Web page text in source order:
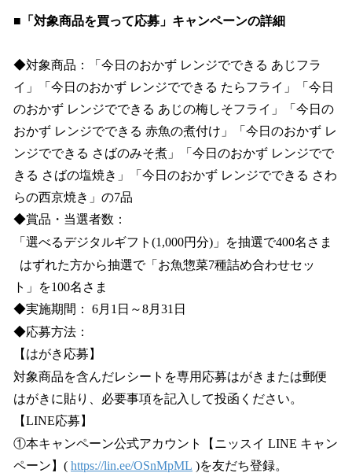
■「対象商品を買って応募」キャンペーンの詳細
◆対象商品：「今日のおかず レンジでできる あじフラ
イ」「今日のおかず レンジでできる たらフライ」「今日
のおかず レンジでできる あじの梅しそフライ」「今日の
おかず レンジでできる 赤魚の煮付け」「今日のおかず レ
ンジでできる さばのみそ煮」「今日のおかず レンジでで
きる さばの塩焼き」「今日のおかず レンジでできる さわ
らの西京焼き」の7品
◆賞品・当選者数：
「選べるデジタルギフト(1,000円分)」を抽選で400名さま
はずれた方から抽選で「お魚惣菜7種詰め合わせセッ
ト」を100名さま
◆実施期間： 6月1日～8月31日
◆応募方法：
【はがき応募】
対象商品を含んだレシートを専用応募はがきまたは郵便
はがきに貼り、必要事項を記入して投函ください。
【LINE応募】
①本キャンペーン公式アカウント【ニッスイ LINE キャン
ペーン】( https://lin.ee/OSnMpML )を友だち登録。